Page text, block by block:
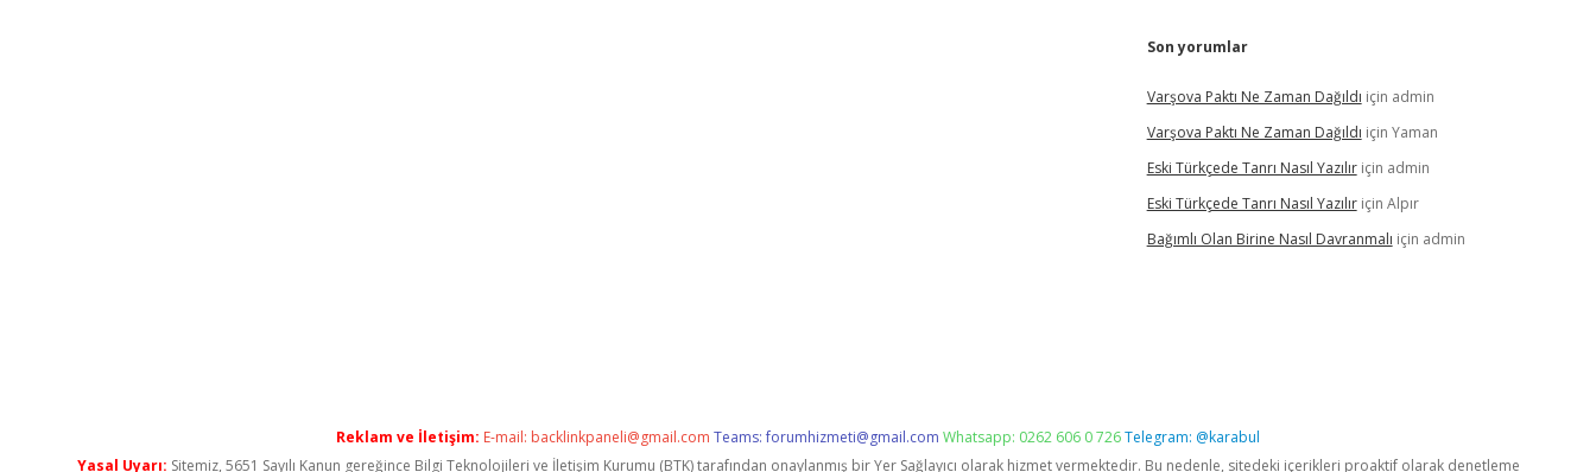
Son yorumlar
Varşova Paktı Ne Zaman Dağıldı için admin
Varşova Paktı Ne Zaman Dağıldı için Yaman
Eski Türkçede Tanrı Nasıl Yazılıriçin admin
Eski Türkçede Tanrı Nasıl Yazılıriçin Alpır
Bağımlı Olan Birine Nasıl Davranmalı için admin
Reklam ve İletişim: E-mail: backlinkpaneli@gmail.com Teams:forumhizmeti@gmail.com Whatsapp: 0262 606 0 726Telegram: @karabul
Yasal Uyarı: Sitemiz, 5651 Sayılı Kanun gereğince Bilgi Teknolojileri ve İletişim Kurumu (BTK) tarafından onaylanmış bir Yer Sağlayıcı olarak hizmet vermektedir. Bu nedenle, sitedeki içerikleri proaktif olarak denetleme